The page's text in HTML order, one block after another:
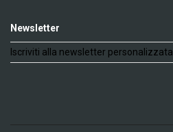
Newsletter
Iscriviti alla newsletter personalizzata